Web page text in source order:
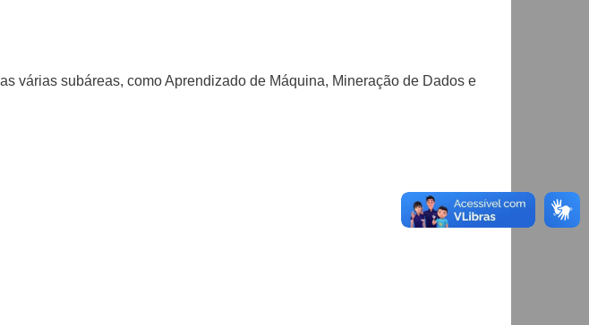
várias subáreas, como Aprendizado de Máquina, Mineração de Dados e